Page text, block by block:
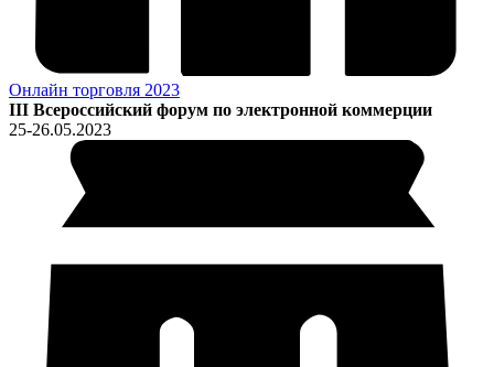
Онлайн торговля 2023
III Всероссийский форум по электронной коммерции
25-26.05.2023